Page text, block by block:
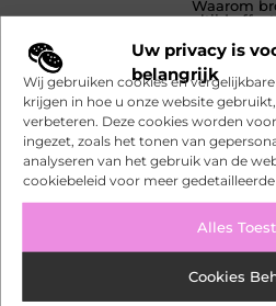
Uw privacy is
belangrijk
Wij gebruiken cookies en
krijgen in hoe u onze website
verbeteren. Deze cookies worden
ingezet, zoals het tonen van
analyseren van het gebruik van de
cookiebeleid voor meer
Alles
Cookies
Waarom
altijd
Bedrijven
uitdaging
direct bij de
Wanneer
door de
de
en